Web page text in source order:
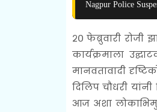
Nagpur Police
२० फेब्रुवारी रोजी
कार्यक्रमाला
मानवतावादी
दिलिप चौधरी
आज अशा